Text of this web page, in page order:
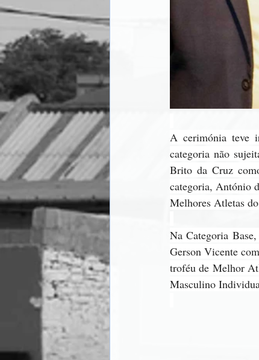
A cerimónia teve
categoria não
Brito da Cruz
categoria, António
Melhores Atletas
Na Categoria
Gerson Vicente
troféu de Melhor
Masculino